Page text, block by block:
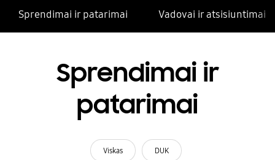
Sprendimai ir patarimai Vadovai ir atsisiuntimai
Sprendimai ir
patarimai
Viskas DUK